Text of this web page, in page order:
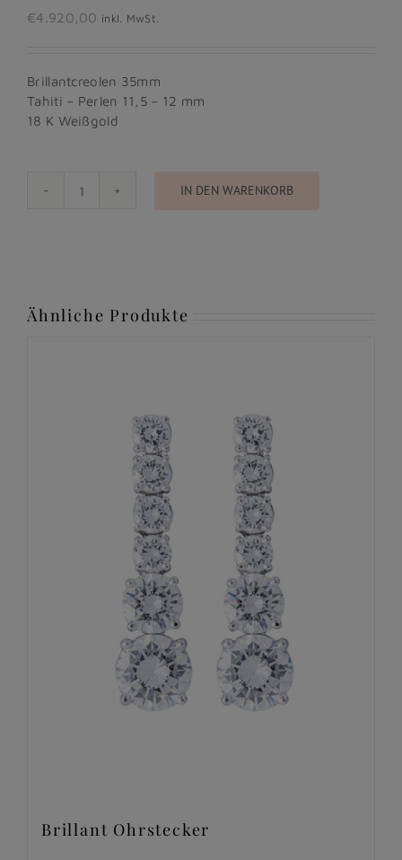
€4.920,00 inkl. MwSt.
Brillantcreolen 35mm
Tahiti – Perlen 11,5 – 12 mm
18 K Weißgold
Under
IN DEN WARENKORB
Ähnliche Produkte
Brillant Ohrstecker